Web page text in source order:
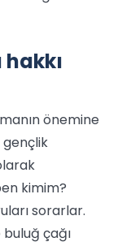
önemine
gençlik
kimim?
sorarlar.
çağı